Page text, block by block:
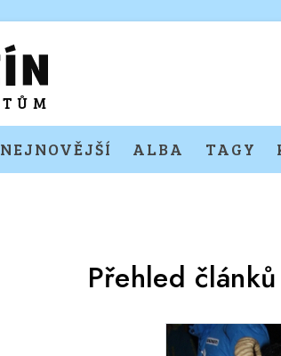
NEJNOVĚJŠÍ ALBA TAGY
Přehled